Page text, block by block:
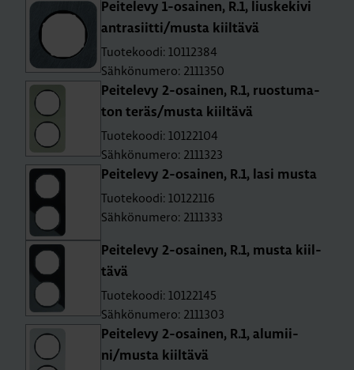
Pei­te­le­vy 1-osai­nen, R.1, lius­ke­ki­vi
ant­ra­siit­ti/musta kiil­tä­vä
Tuotekoodi: 10112384
Sähkönumero: 2111350
Pei­te­le­vy 2-osai­nen, R.1, ruos­tu­ma­
ton teräs/musta kiil­tä­vä
Tuotekoodi: 10122104
Sähkönumero: 2111323
Pei­te­le­vy 2-osai­nen, R.1, lasi musta
Tuotekoodi: 10122116
Sähkönumero: 2111333
Pei­te­le­vy 2-osai­nen, R.1, musta kiil­
tä­vä
Tuotekoodi: 10122145
Sähkönumero: 2111303
Pei­te­le­vy 2-osai­nen, R.1, alu­mii­
ni/musta kiil­tä­vä